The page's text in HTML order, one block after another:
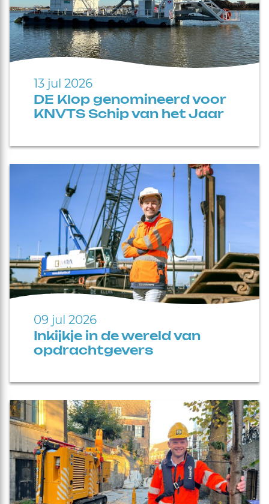
13 jul 2026
DE Klop genomineerd voor
KNVTS Schip van het Jaar
09 jul 2026
Inkijkje in de wereld van
opdrachtgevers